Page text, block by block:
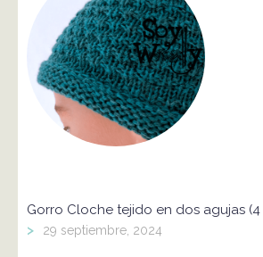
Gorro Cloche tejido en dos agujas
> 29 septiembre, 2024